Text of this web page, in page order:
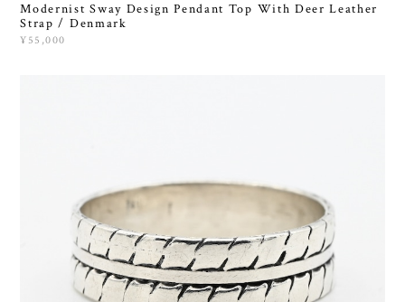
Modernist Sway Design Pendant Top With Deer Leather
Strap / Denmark
¥55,000